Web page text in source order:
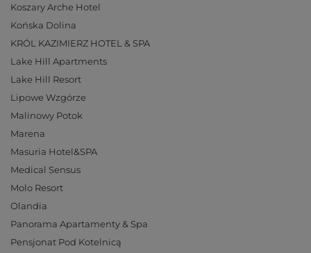
Koszary Arche Hotel
Końska Dolina
KRÓL KAZIMIERZ HOTEL & SPA
Lake Hill Apartments
Lake Hill Resort
Lipowe Wzgórze
Malinowy Potok
Marena
Masuria Hotel&SPA
Medical Sensus
Molo Resort
Olandia
Panorama Apartamenty & Spa
Pensjonat Pod Kotelnicą